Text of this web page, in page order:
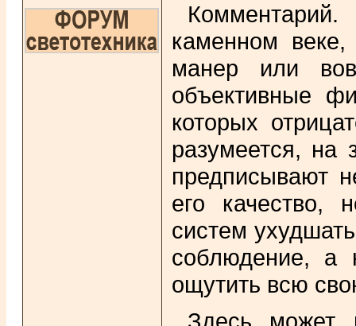
Комментарий.
каменном
манер или
объективные
которых
разумеется, на
предписывают
его качество,
систем
соблюдение, а
ощутить всю